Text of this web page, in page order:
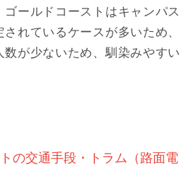
ールドコーストはキャンパス
れているケースが多いため、
が少ないため、馴染みやすい
の交通手段・トラム（路面電